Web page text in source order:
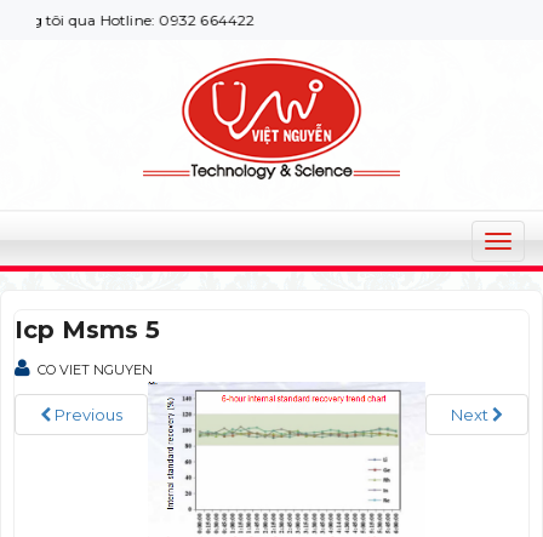
tôi qua Hotline: 0932 664422
T
o
n
a
Icp Msms 5
CO VIET NGUYEN
Previous Next